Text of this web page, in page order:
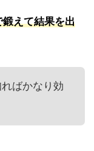
えて結果を出
ばかなり効